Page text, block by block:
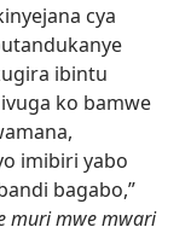
cya
ibintu
ko bamwe
imibiri yabo
bagabo,”
muri mwe mwari